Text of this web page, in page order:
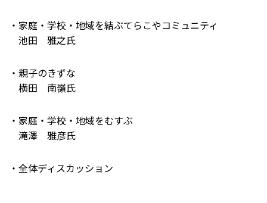
・家庭・学校・地域を結ぶてらこやコミュニティ
池田 雅之氏
・親子のきずな
横田 南嶺氏
・家庭・学校・地域をむすぶ
滝澤 雅彦氏
・全体ディスカッション